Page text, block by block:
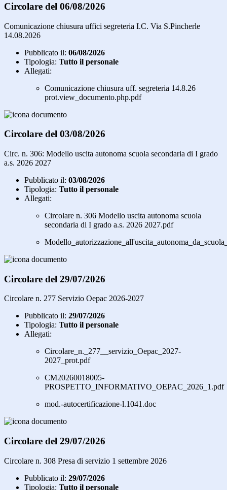
Circolare del 06/08/2026
Comunicazione chiusura uffici segreteria I.C. Via S.Pincherle
14.08.2026
Pubblicato il: 06/08/2026
Tipologia: Tutto il personale
Allegati:
Comunicazione chiusura uff. segreteria 14.8.26
prot.view_documento.php.pdf
Circolare del 03/08/2026
Circ. n. 306: Modello uscita autonoma scuola secondaria di I grado
a.s. 2026 2027
Pubblicato il: 03/08/2026
Tipologia: Tutto il personale
Allegati:
Circolare n. 306 Modello uscita autonoma scuola
secondaria di I grado a.s. 2026 2027.pdf
Circolare del 29/07/2026
Circolare n. 277 Servizio Oepac 2026-2027
Pubblicato il: 29/07/2026
Tipologia: Tutto il personale
Allegati:
Circolare_n._277__servizio_Oepac_2027-
2027_prot.pdf
CM20260018005-
PROSPETTO_INFORMATIVO_OEPAC_2026_1.pdf
mod.-autocertificazione-l.1041.doc
Circolare del 29/07/2026
Circolare n. 308 Presa di servizio 1 settembre 2026
Pubblicato il: 29/07/2026
Tipologia: Tutto il personale